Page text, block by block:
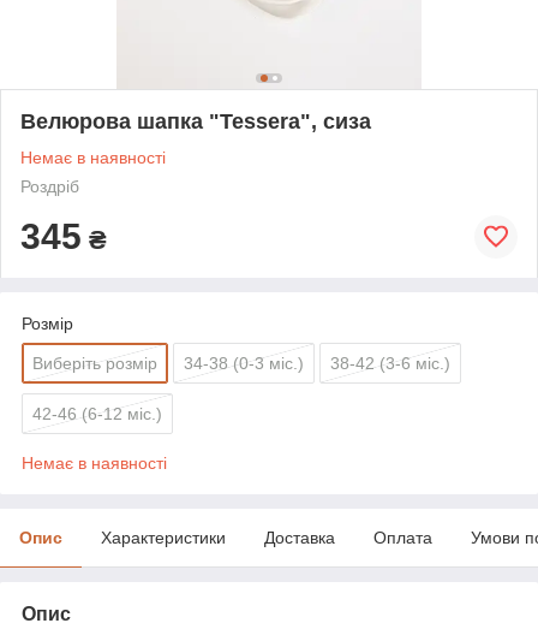
Велюрова шапка "Tessera", сиза
Немає в наявності
Роздріб
345 ₴
Розмір
Виберіть розмір 34-38 (0-3 міс.) 38-42 (3-6 міс.)
42-46 (6-12 міс.)
Немає в наявності
Опис Характеристики Доставка Оплата Умови
Опис